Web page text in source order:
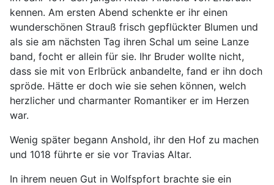
kennen. Am ersten Abend schenkte er ihr einen
wunderschönen Strauß frisch gepflückter Blumen und
als sie am nächsten Tag ihren Schal um seine Lanze
band, focht er allein für sie. Ihr Bruder wollte nicht,
dass sie mit von Erlbrück anbandelte, fand er ihn doch
spröde. Hätte er doch wie sie sehen können, welch
herzlicher und charmanter Romantiker er im Herzen
war.
Wenig später begann Anshold, ihr den Hof zu machen
und 1018 führte er sie vor Travias Altar.
In ihrem neuen Gut in Wolfspfort brachte sie ein